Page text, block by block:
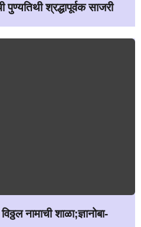
श्रद्धापूर्वक साजरी
नामाची शाळा;ज्ञानोबा-